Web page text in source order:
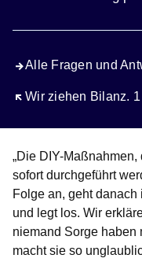
Alle Fragen und
Wir ziehen Bilanz.
Öffnet sich in einem
„Die DIY-
sofort durchgeführt
Folge an, geht
und legt los. Wir
niemand Sorge haben
macht sie so